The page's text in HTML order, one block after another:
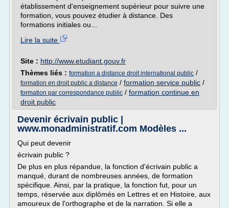
établissement d'enseignement supérieur pour suivre une
formation, vous pouvez étudier à distance. Des
formations initiales ou...
Lire la suite
Site : http://www.etudiant.gouv.fr
Thèmes liés : formation a distance droit international public /
formation en droit public a distance / formation service public /
formation par correspondance public / formation continue en
droit public
Devenir écrivain public |
www.monadministratif.com Modèles ...
Qui peut devenir
écrivain public ?
De plus en plus répandue, la fonction d'écrivain public a
manqué, durant de nombreuses années, de formation
spécifique. Ainsi, par la pratique, la fonction fut, pour un
temps, réservée aux diplômés en Lettres et en Histoire, aux
amoureux de l'orthographe et de la narration. Si elle a